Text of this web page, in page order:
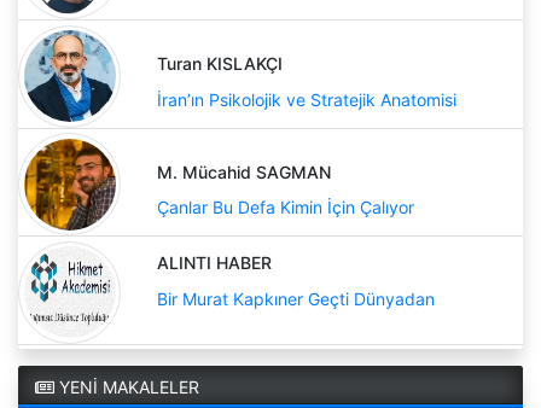
Turan KISLAKÇI
İran’ın Psikolojik ve Stratejik Anatomisi
M. Mücahid SAGMAN
Çanlar Bu Defa Kimin İçin Çalıyor
ALINTI HABER
Bir Murat Kapkıner Geçti Dünyadan
YENİ MAKALELER